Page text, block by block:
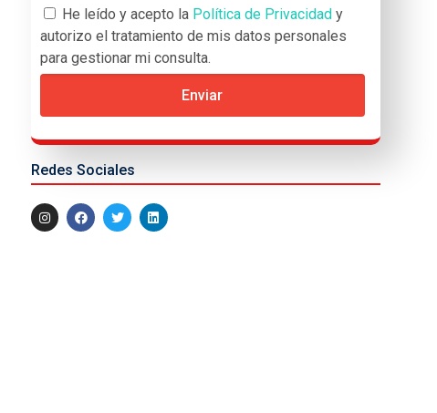
He leído y acepto la Política de Privacidad y
autorizo el tratamiento de mis datos personales
para gestionar mi consulta.
Enviar
Redes Sociales